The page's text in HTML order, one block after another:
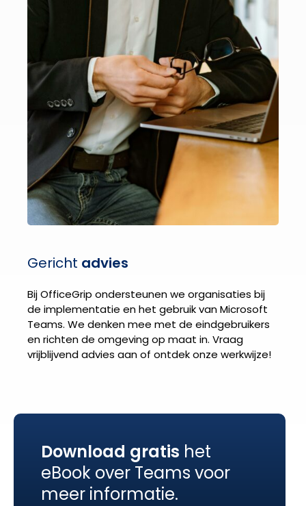
Gericht advies
Bij OfficeGrip ondersteunen we organisaties bij
de implementatie en het gebruik van Microsoft
Teams. We denken mee met de eindgebruikers
en richten de omgeving op maat in. Vraag
vrijblijvend advies aan of ontdek onze werkwijze!
Download gratis het
eBook over Teams voor
meer informatie.